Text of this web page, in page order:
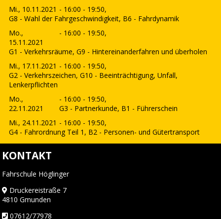
Mi., 10.11.2021 - 16:00 - 19:50,
G8 - Wahl der Fahrgeschwindigkeit, B6 - Fahrdynamik
Mo.,
15.11.2021
- 16:00 - 19:50,
G1 - Verkehrsräume, G9 - Hintereinanderfahren und überholen
Mi., 17.11.2021 - 16:00 - 19:50,
G2 - Verkehrszeichen, G10 - Beeinträchtigung, Unfall,
Lenkerpflichten
Mo.,
22.11.2021
- 16:00 - 19:50,
G3 - Partnerkunde, B1 - Führerschein
Mi., 24.11.2021 - 16:00 - 19:50,
G4 - Fahrordnung Teil 1, B2 - Personen- und Gütertransport
KONTAKT
Fahrschule Höglinger
Druckereistraße 7
4810 Gmunden
07612/77978